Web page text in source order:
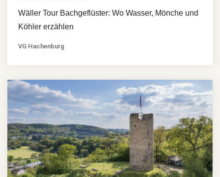
Wäller Tour Bachgeflüster: Wo Wasser, Mönche und
Köhler erzählen
VG Hachenburg